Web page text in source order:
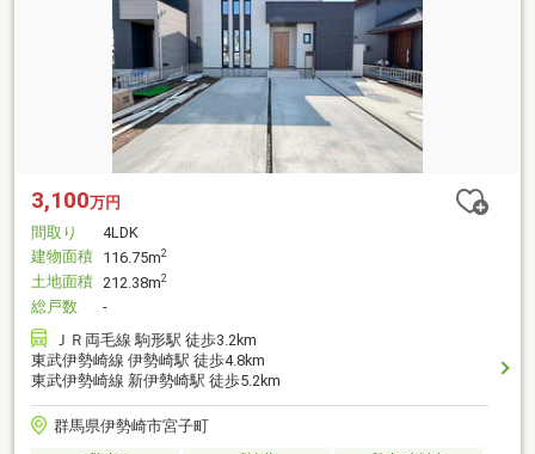
3,100万円
間取り
4LDK
建物面積 116.75m2
土地面積 212.38m2
総戸数
-
ＪＲ両毛線 駒形駅 徒歩3.2km
東武伊勢崎線 伊勢崎駅 徒歩4.8km
東武伊勢崎線 新伊勢崎駅 徒歩5.2km
群馬県伊勢崎市宮子町